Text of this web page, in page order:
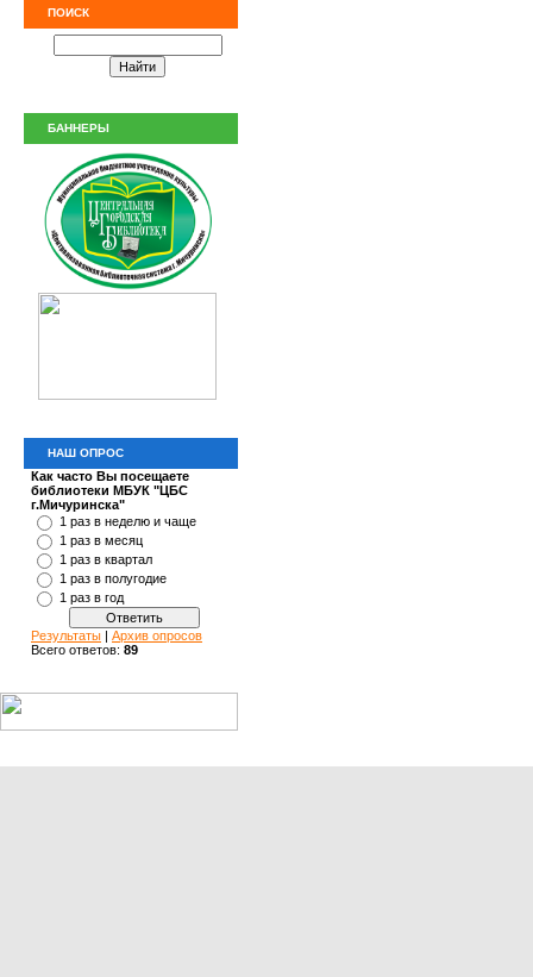
ПОИСК
БАННЕРЫ
НАШ ОПРОС
Как часто Вы посещаете
библиотеки МБУК "ЦБС
г.Мичуринска"
1 раз в неделю и чаще
1 раз в месяц
1 раз в квартал
1 раз в полугодие
1 раз в год
Результаты | Архив опросов
Всего ответов: 89